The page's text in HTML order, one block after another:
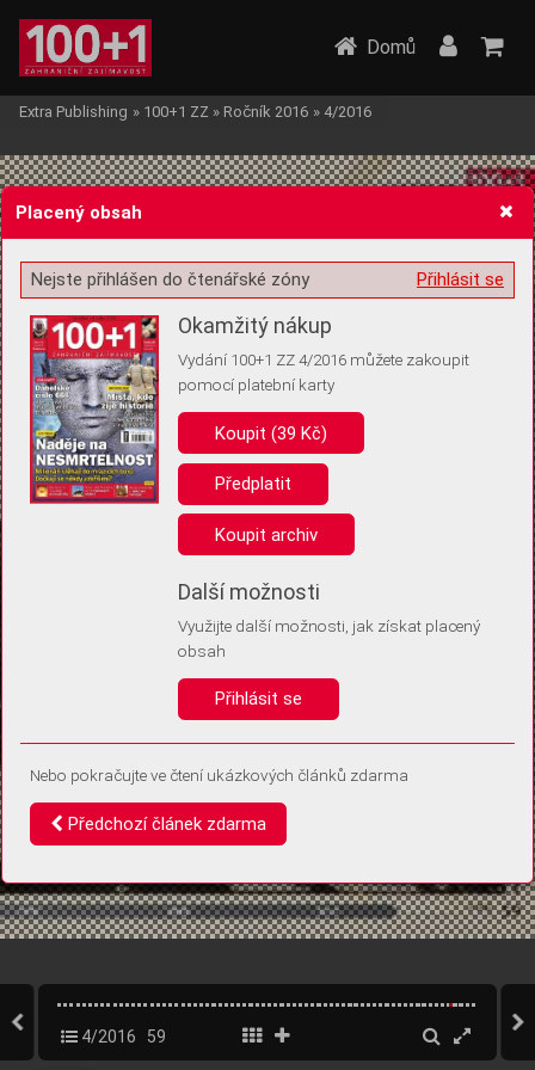
Žádost o souhlas s ukládáním volitelných informací
Pro základní fungování webu nepotřebujeme ukládat žádné informace
(tzv. cookies apod.). Rádi bychom vás ale požádali o souhlas s
uložením volitelných informací:
Anonymní unikátní ID
Díky němu příště poznáme, že se jedná o stejné zařízení, a
Identifikátor je zcela anonymní.
Vaše souhlasy a odmítnutí si ukládáme do vašeho zařízení, abychom se
vás už příště znovu neptali. Můžete je kdykoli později upravit ve Správě
Domů
Extra Publishing » 100+1 ZZ » Ročník 2016 » 4/2016
4/2016 59
Placený obsah
Přihlásit se
Nejste přihlášen do čtenářské zóny
Okamžitý nákup
Vydání 100+1 ZZ 4/2016 můžete zakoupit
pomocí platební karty
Koupit (39 Kč)
Předplatit
Koupit archiv
Další možnosti
Využijte další možnosti, jak získat placený
obsah
Přihlásit se
Nebo pokračujte ve čtení ukázkových článků zdarma
Předchozí článek zdarma